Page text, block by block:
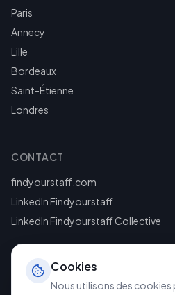
Paris
Annecy
Lille
Bordeaux
Saint-Étienne
Londres
CONTACT
findyourstaff.com
LinkedIn Findyourstaff
LinkedIn Findyourstaff Collective
Cookies
Nous utilisons des